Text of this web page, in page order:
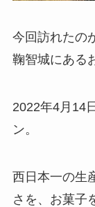
今回訪れたの
鞠智城にある
2022年4月14
ン。
西日本一の生
さを、お菓子